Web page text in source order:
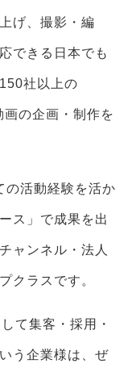
げ、撮影・編
できる日本でも
社以上の
の企画・制作を
の活動経験を活か
ス」で成果を出
ャンネル・法人
クラスです。
て集客・採用・
う企業様は、ぜ